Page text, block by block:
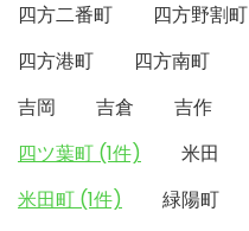
四方二番町
四方野割町
四方港町
四方南町
吉岡
吉倉 吉作
四ツ葉町 (1件)
米田
米田町 (1件)
緑陽町